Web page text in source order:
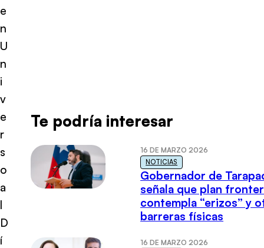
e
n
U
n
i
v
e
r
s
o
a
l
D
í
Te podría interesar
16 DE MARZO 2026
NOTICIAS
Gobernador de
señala que plan
contempla “erizos” y
barreras físicas
16 DE MARZO 2026